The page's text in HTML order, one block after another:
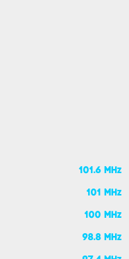
101.6 MHz
101 MHz
100 MHz
98.8 MHz